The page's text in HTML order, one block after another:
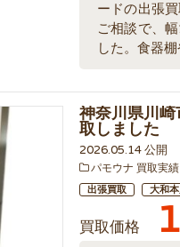
ードの出張
ご相談で、
した。食器
神奈川県川
取しました
2026.05.14 公開
パモウナ 買取実績
出張買取 大和
買取価格